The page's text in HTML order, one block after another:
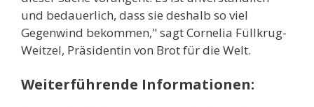
und bedauerlich, dass sie deshalb so viel
Gegenwind bekommen," sagt Cornelia Füllkrug-
Weitzel, Präsidentin von Brot für die Welt.
Weiterführende Informationen: